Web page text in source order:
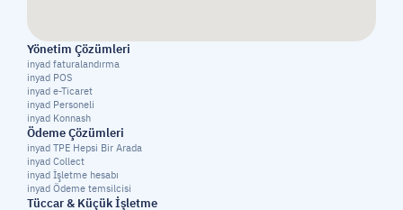
Yönetim Çözümleri
inyad faturalandırma
inyad POS
inyad e-Ticaret
inyad Personeli
inyad Konnash
Ödeme Çözümleri
inyad TPE Hepsi Bir Arada
inyad Collect
inyad İşletme hesabı
inyad Ödeme temsilcisi
Tüccar & Küçük İşletme